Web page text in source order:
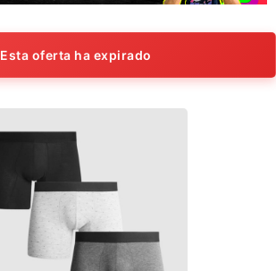
Esta oferta ha expirado